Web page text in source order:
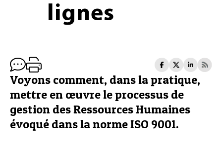
lignes
Voyons comment, dans la pratique,
mettre en œuvre le processus de
gestion des Ressources Humaines
évoqué dans la norme ISO 9001.